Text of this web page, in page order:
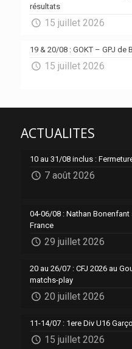
résultats
15 juillet 2026
19 & 20/08 : GOKT – GPJ de
15 juillet 2026
ACTUALITES
10 au 31/08 inclus :
7 août 2026
04-06/08 : Nathan
France
29 juillet 2026
20 au 26/07 : CFJ 2026 au
matchs-play
20 juillet 2026
11-14/07 : 1ere Div U16
15 juillet 2026